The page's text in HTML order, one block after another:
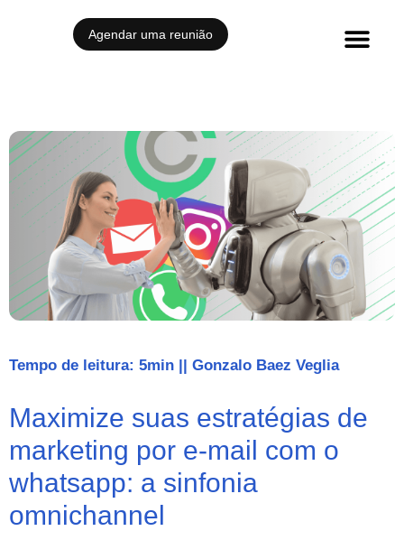
Agendar uma reunião
Tempo de leitura: 5min Gonzalo Baez Veglia
Maximize suas estratégias de
marketing por e-mail com o
whatsapp: a sinfonia
omnichannel